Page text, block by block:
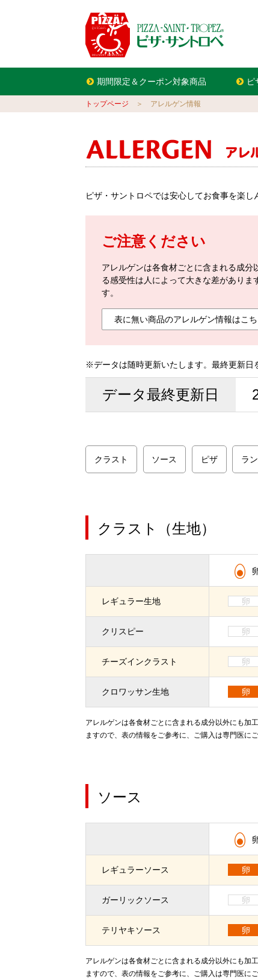
期間限定＆クーポン対象商品 ピ
トップページ ＞ アレルゲン情報
ピザ・サントロペでは安心してお食事を楽
ご注意ください
アレルゲンは各食材ごとに含まれる成
る感受性は人によって大きな差があり
す。
表に無い商品のアレルゲン情報はこち
※データは随時更新いたします。最終更新日
データ最終更新日
クラスト ソース ピザ ラ
クラスト（生地）
レギュラー生地 卵
クリスピー 卵
チーズインクラスト 卵
クロワッサン生地 卵
アレルゲンは各食材ごとに含まれる成分以外にも加
ますので、表の情報をご参考に、ご購入は専門医に
ソース
レギュラーソース 卵
ガーリックソース 卵
テリヤキソース 卵
アレルゲンは各食材ごとに含まれる成分以外にも加
ますので、表の情報をご参考に、ご購入は専門医に